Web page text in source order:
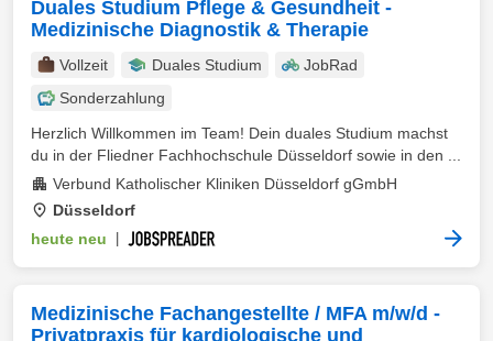
Duales Studium Pflege & Gesundheit -
Medizinische Diagnostik & Therapie
Vollzeit Duales Studium
JobRad
Sonderzahlung
Herzlich Willkommen im Team! Dein duales Studium machst
du in der Fliedner Fachhochschule Düsseldorf sowie in den ...
Verbund Katholischer Kliniken Düsseldorf gGmbH
Düsseldorf
heute neu
Medizinische Fachangestellte / MFA m/w/d -
Privatpraxis für kardiologische und